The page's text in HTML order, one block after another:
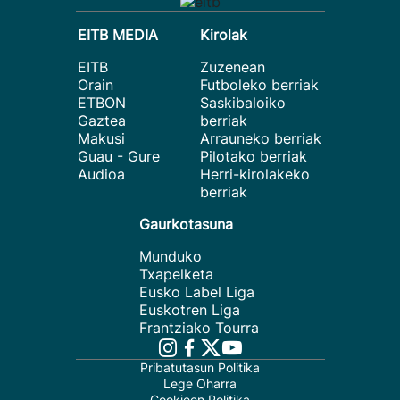
EITB MEDIA
EITB
Orain
ETBON
Gaztea
Makusi
Guau - Gure
Audioa
Kirolak
Zuzenean
Futboleko berriak
Saskibaloiko
berriak
Arrauneko berriak
Pilotako berriak
Herri-kirolakeko
berriak
Gaurkotasuna
Munduko
Txapelketa
Eusko Label Liga
Euskotren Liga
Frantziako Tourra
Pribatutasun Politika
Lege Oharra